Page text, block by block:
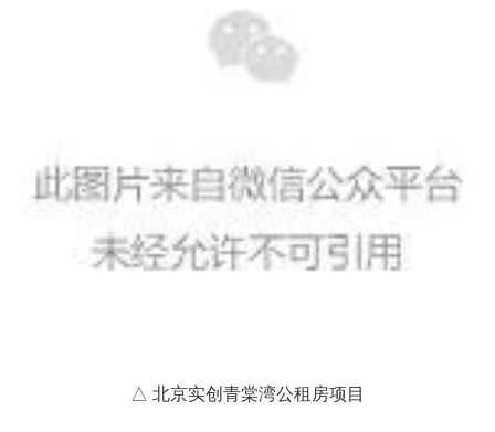
△ 北京实创青棠湾公租房项目